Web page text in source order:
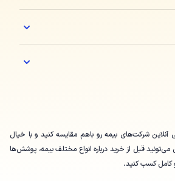
آنلاین شرکت‌های بیمه رو باهم مقایسه کنید و با خیال
قبل از خرید درباره انواع مختلف بیمه، پوشش‌ها
کامل کسب کنید.